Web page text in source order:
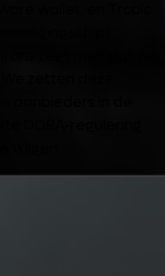
wallet, en Tropic
ons zegt men dat we
zetten deze
aanbieders in de
DORA-regulering